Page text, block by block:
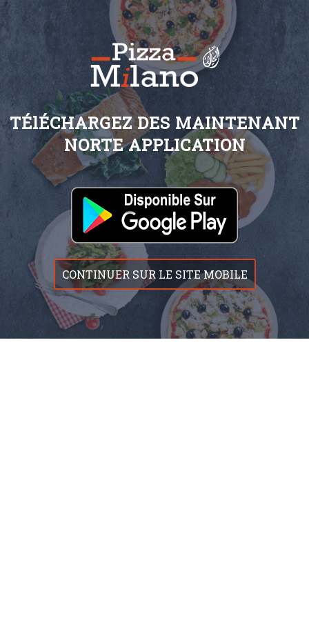
TÉlÉCHARGEZ DES MAINTENANT
NORTE APPLICATION
CONTINUER SUR LE SITE MOBILE